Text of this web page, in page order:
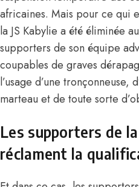
africaines. Mais pour ce qui
la JS Kabylie a été éliminée
supporters de son équipe
coupables de graves
l’usage d’une tronçonneuse,
marteau et de toute sorte
Les supporters de la
réclament la